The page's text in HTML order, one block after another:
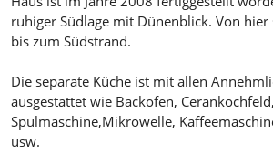
ruhiger Südlage mit Dünenblick. Von
bis zum Südstrand.
Die separate Küche ist mit allen
ausgestattet wie Backofen,
Spülmaschine,Mikrowelle,
usw.